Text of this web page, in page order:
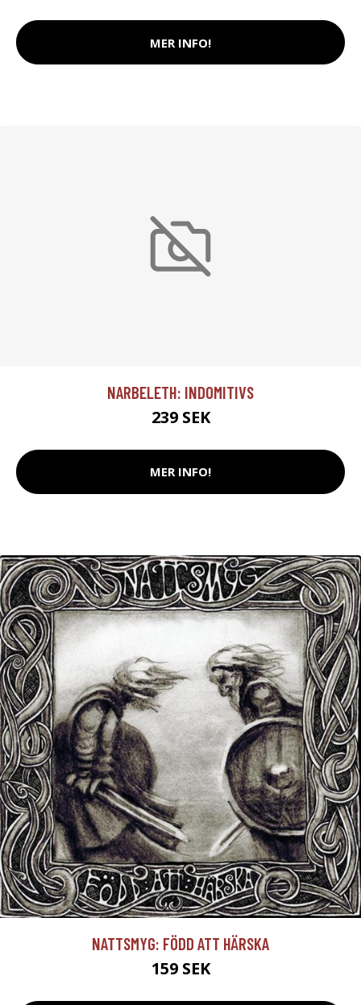
MER INFO!
NARBELETH: INDOMITIVS
239 SEK
MER INFO!
NATTSMYG: FÖDD ATT HÄRSKA
159 SEK